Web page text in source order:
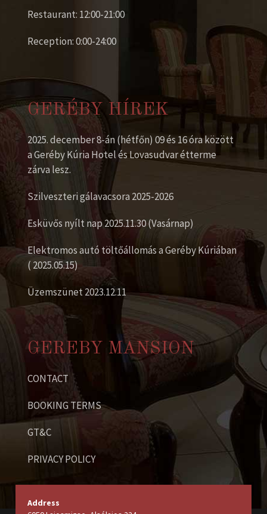
Restaurant: 12:00-21:00
Reception: 0:00-24:00
GERÉBY HÍREK
2025. december 8-án (hétfőn) 09 és 16 óra között
a Geréby Kúria Hotel és Lovasudvar étterme
zárva lesz.
Szilveszteri gálavacsora 2025-2026
Esküvős nyílt nap 2025.11.30 (Vasárnap)
Elektromos autó töltőállomás a Geréby Kúriában
( 2025.05.15)
Üzemszünet 2023.12.11
GEREBY MANSION
CONTACT
BOOKING TERMS
GT&C
PRIVACY POLICY
Address